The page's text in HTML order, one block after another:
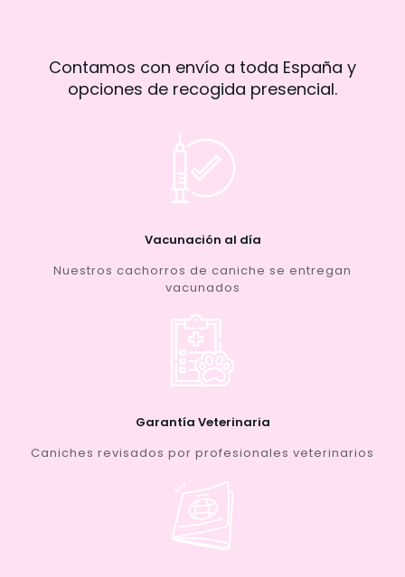
Contamos con envío a toda España y
opciones de recogida presencial.
Vacunación al día
Nuestros cachorros de caniche se entregan
vacunados
Garantía Veterinaria
Caniches revisados por profesionales veterinarios